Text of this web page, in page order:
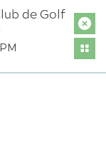
de Golf